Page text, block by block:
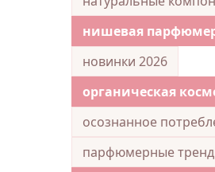
нишевая
новинки 2026
органическая
осознанное
парфюмерные